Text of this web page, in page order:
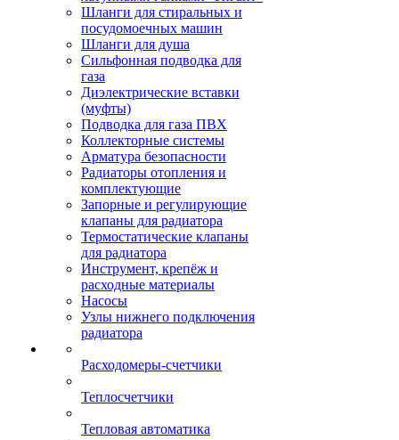
Шланги для стиральных и
посудомоечных машин
Шланги для душа
Сильфонная подводка для
газа
Диэлектрические вставки
(муфты)
Подводка для газа ПВХ
Коллекторные системы
Арматура безопасности
Радиаторы отопления и
комплектующие
Запорные и регулирующие
клапаны для радиатора
Термостатические клапаны
для радиатора
Инструмент, крепёж и
расходные материалы
Насосы
Узлы нижнего подключения
радиатора
Расходомеры-счетчики
Теплосчетчики
Тепловая автоматика